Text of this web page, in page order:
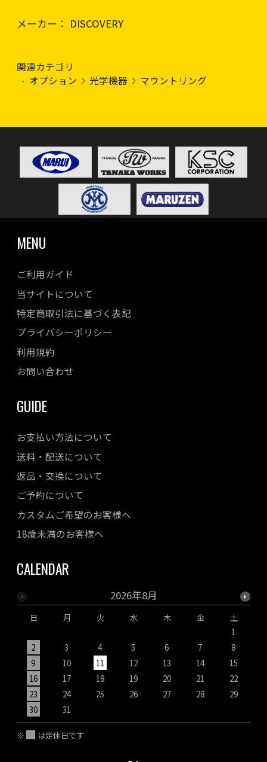
メーカー： DISCOVERY
関連カテゴリ
オプション
光学機器 マウントリング
MENU
ご利用ガイド
当サイトについて
特定商取引法に基づく表記
プライバシーポリシー
利用規約
お問い合わせ
GUIDE
お支払い方法について
送料・配送について
返品・交換について
ご予約について
カスタムご希望のお客様へ
18歳未満のお客様へ
CALENDAR
2026年8月
日 月 火 水 木 金
土
1
2
3 4 5 6 7
8
9
10 11 12 13 14
15
16
17 18 19 20 21
22
23
24 25 26 27 28
29
30
31
※ は定休日です